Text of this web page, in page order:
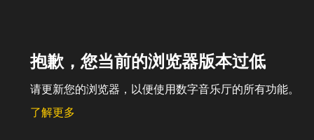
抱歉，您当前的浏览器版本过低
请更新您的浏览器，以便使用数字音乐厅的所有功能。
了解更多